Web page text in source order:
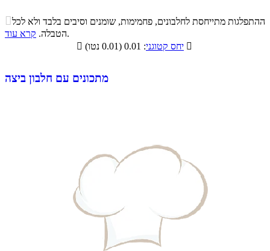
התפלגות ערך תזונתי במאכל
סיבים
תזונתיים
שומנים חלבונים
92.4%
ההתפלגות מתייחסת לחלבונים, פחמימות, שומנים וסיבים בלבד ולא לכל
הטבלה. קרא עוד
.

יחס קטוגני 
מתכונים עם חלבון ביצה